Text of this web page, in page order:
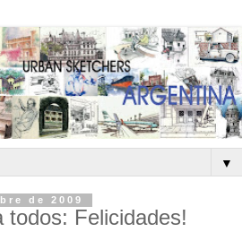
▼
de 2009
todos: Felicidades!